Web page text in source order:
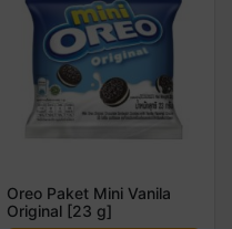
Oreo Paket Mini Vanila
Original [23 g]